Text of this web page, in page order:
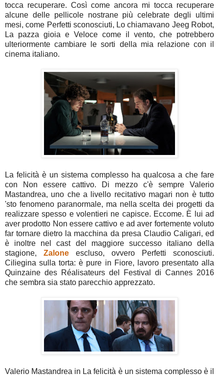
tocca recuperare. Così come ancora mi tocca recuperare
alcune delle pellicole nostrane più celebrate degli ultimi
mesi, come Perfetti sconosciuti, Lo chiamavano Jeeg Robot,
La pazza gioia e Veloce come il vento, che potrebbero
ulteriormente cambiare le sorti della mia relazione con il
cinema italiano.
La felicità è un sistema complesso ha qualcosa a che fare
con Non essere cattivo. Di mezzo c'è sempre Valerio
Mastandrea, uno che a livello recitativo magari non è tutto
'sto fenomeno paranormale, ma nella scelta dei progetti da
realizzare spesso e volentieri ne capisce. Eccome. È lui ad
aver prodotto Non essere cattivo e ad aver fortemente voluto
far tornare dietro la macchina da presa Claudio Caligari, ed
è inoltre nel cast del maggiore successo italiano della
stagione, Zalone escluso, ovvero Perfetti sconosciuti.
Ciliegina sulla torta: è pure in Fiore, lavoro presentato alla
Quinzaine des Réalisateurs del Festival di Cannes 2016
che sembra sia stato parecchio apprezzato.
Valerio Mastandrea in La felicità è un sistema complesso è il